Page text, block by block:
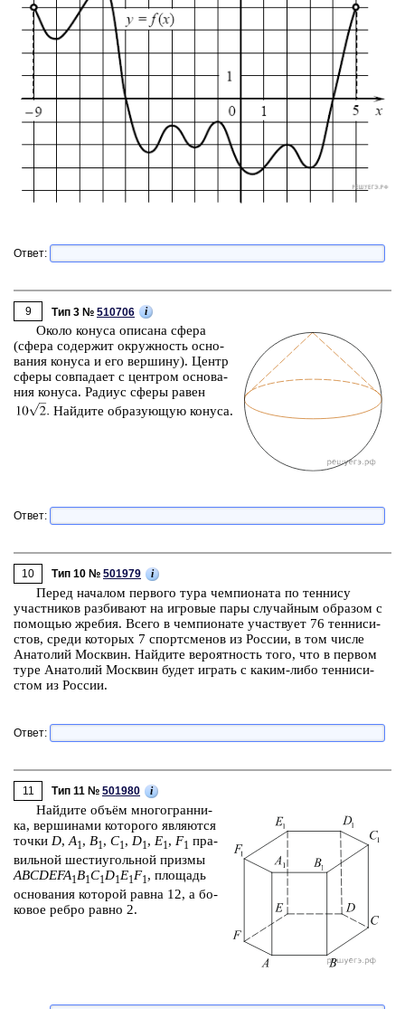
Ответ:
9 Тип 3 № 510706 i
Около ко­ну­са опи­са­на сфера
(сфера со­дер­жит окруж­ность ос­но­
ва­ния ко­ну­са и его вер­ши­ну). Центр
сферы сов­па­да­ет с цен­тром ос­но­ва­
ния ко­ну­са. Ра­ди­ус сферы равен
Най­ди­те об­ра­зу­ю­щую ко­ну­са.
Ответ:
10 Тип 10 № 501979 i
Перед на­ча­лом пер­во­го тура чем­пи­о­на­та по тен­ни­су
участ­ни­ков раз­би­ва­ют на иг­ро­вые пары слу­чай­ным об­ра­зом с
по­мо­щью жре­бия. Всего в чем­пи­о­на­те участ­ву­ет 76 тен­ни­си­
стов, среди ко­то­рых 7 спортс­ме­нов из Рос­сии, в том числе
Ана­то­лий Моск­вин. Най­ди­те ве­ро­ят­ность того, что в пер­вом
туре Ана­то­лий Моск­вин будет иг­рать с каким-либо тен­ни­си­
стом из Рос­сии.
Ответ:
11 Тип 11 № 501980 i
Най­ди­те объём мно­го­гран­ни­
ка, вер­ши­на­ми ко­то­ро­го яв­ля­ют­ся
точки D, A1 , B1 , C1 , D1 , E1 , F1 пра­
виль­ной ше­сти­уголь­ной приз­мы
ABCDEFA1 B1C1 D1 E1 F1 , пло­щадь
ос­но­ва­ния ко­то­рой равна 12, а бо­
ко­вое ребро равно 2.